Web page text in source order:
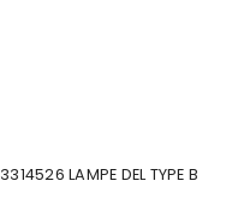
LAMPE DEL TYPE B